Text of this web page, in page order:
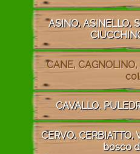
ASINO, ASINELLO,
CANE,
CAVALLO,
CERVO,
bosco